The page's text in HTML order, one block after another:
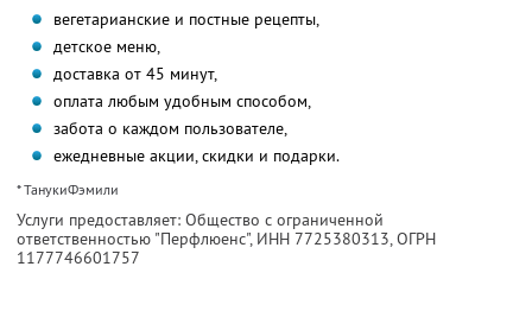
вегетарианские и постные рецепты,
детское меню,
доставка от 45 минут,
оплата любым удобным способом,
забота о каждом пользователе,
ежедневные акции, скидки и подарки.
* ТанукиФэмили
Услуги предоставляет: Общество с ограниченной
ответственностью "Перфлюенс", ИНН 7725380313, ОГРН
1177746601757